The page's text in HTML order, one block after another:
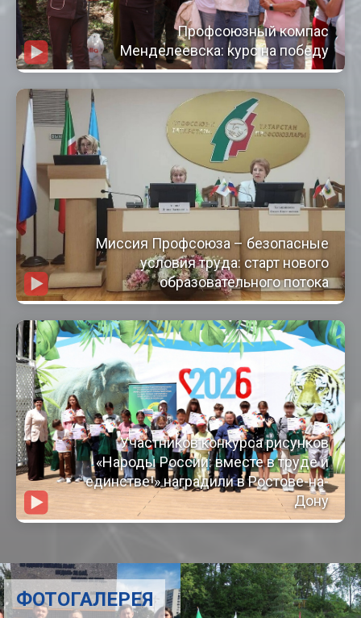
Профсоюзный компас
Менделеевска: курс на победу
Миссия Профсоюза – безопасные
условия труда: старт нового
образовательного потока
Участников конкурса рисунков
«Народы России: вместе в труде и
единстве!» наградили в Ростове-на-
Дону
ФОТОГАЛЕРЕЯ